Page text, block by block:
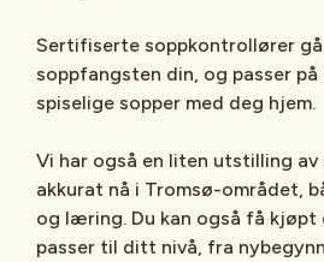
Sertifiserte soppkontrollører
soppfangsten din, og passer på
spiselige sopper med deg hjem.
Vi har også en liten utstilling av
akkurat nå i Tromsø-området,
og læring. Du kan også få kjøpt
passer til ditt nivå, fra